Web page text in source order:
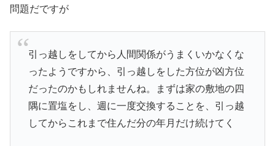
問題だですが
引っ越しをしてから人間関係がうまくいかなくな
ったようですから、引っ越しをした方位が凶方位
だったのかもしれませんね。まずは家の敷地の四
隅に置塩をし、週に一度交換することを、引っ越
してからこれまで住んだ分の年月だけ続けてく